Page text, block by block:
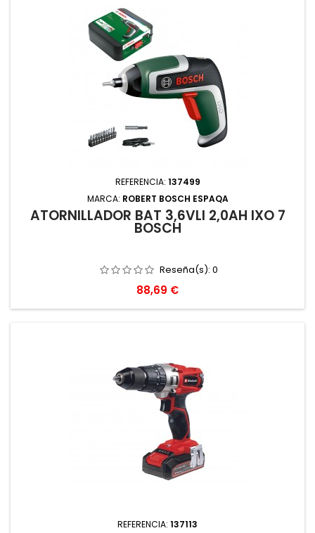
REFERENCIA: 137499
MARCA: ROBERT BOSCH ESPAQA
ATORNILLADOR BAT 3,6VLI 2,0AH IXO 7
BOSCH
Reseña(s): 0
Precio
88,69 €
REFERENCIA: 137113